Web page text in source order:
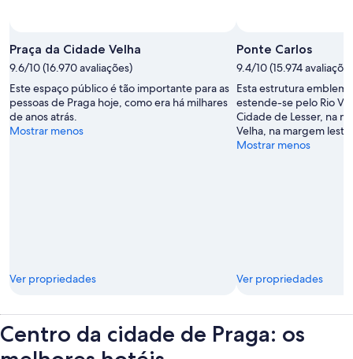
Praça da Cidade Velha
9.6/10 (16.970 avaliações)
Este espaço público é tão importante para as
pessoas de Praga hoje, como era há milhares
de anos atrás.
Mostrar menos
Ver propriedades
Ponte Carlos
9.4/10 (15.974
Esta estrutura
estende-se pelo Rio
Cidade de Lesser, na
Velha, na margem leste.
Mostrar menos
Ver propriedades
Centro da cidade de Praga: os